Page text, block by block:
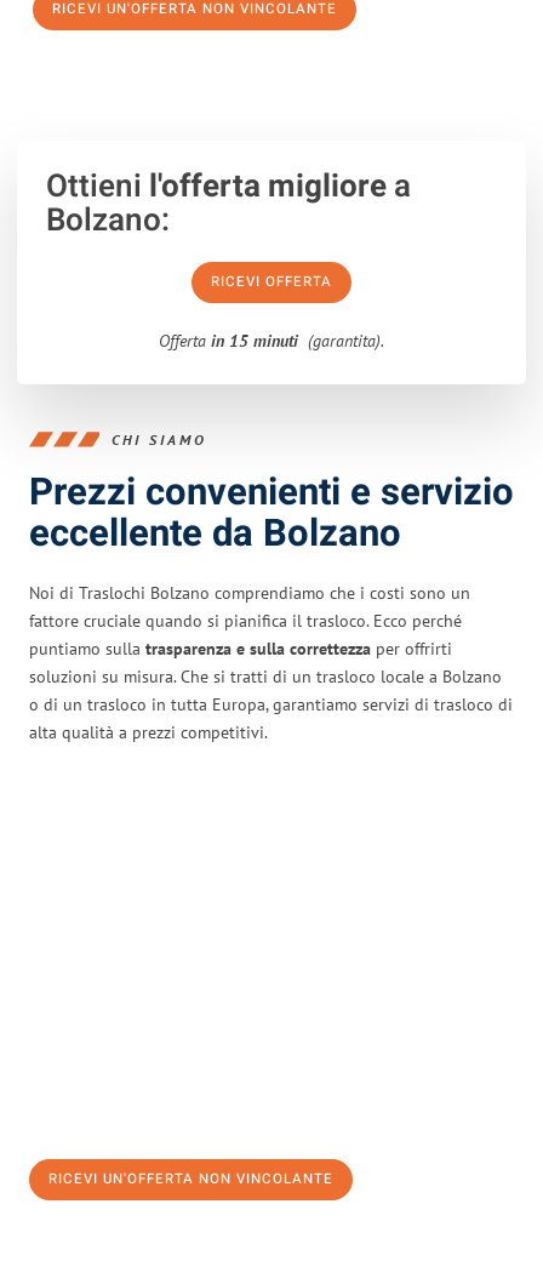
RICEVI UN'OFFERTA NON VINCOLANTE
Ottieni l'offerta migliorea
Bolzano:
RICEVI OFFERTA
Offerta in 15 minuti (garantita).
CHI SIAMO
Prezzi convenienti e servizio
eccellente da Bolzano
Noi di Traslochi Bolzano comprendiamo che i costi sono un
fattore cruciale quando si pianifica il trasloco. Ecco perché
puntiamo sulla trasparenza e sulla correttezza per offrirti
soluzioni su misura. Che si tratti di un trasloco locale a Bolzano
o di un trasloco in tutta Europa, garantiamo servizi di trasloco di
alta qualità a prezzi competitivi.
RICEVI UN'OFFERTA NON VINCOLANTE